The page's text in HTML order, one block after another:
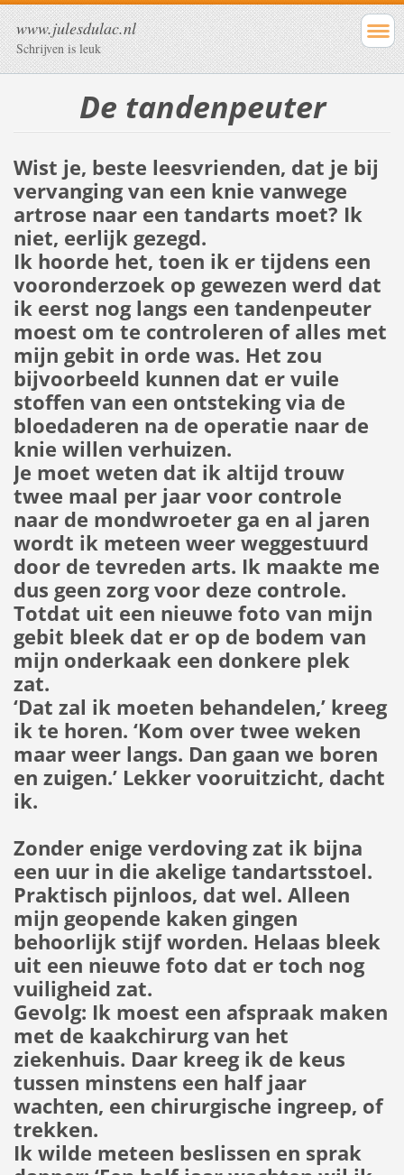
www.julesdulac.nl
Schrijven is leuk
De tandenpeuter
Wist je, beste leesvrienden, dat je bij
vervanging van een knie vanwege
artrose naar een tandarts moet? Ik
niet, eerlijk gezegd.
Ik hoorde het, toen ik er tijdens een
vooronderzoek op gewezen werd dat
ik eerst nog langs een tandenpeuter
moest om te controleren of alles met
mijn gebit in orde was. Het zou
bijvoorbeeld kunnen dat er vuile
stoffen van een ontsteking via de
bloedaderen na de operatie naar de
knie willen verhuizen.
Je moet weten dat ik altijd trouw
twee maal per jaar voor controle
naar de mondwroeter ga en al jaren
wordt ik meteen weer weggestuurd
door de tevreden arts. Ik maakte me
dus geen zorg voor deze controle.
Totdat uit een nieuwe foto van mijn
gebit bleek dat er op de bodem van
mijn onderkaak een donkere plek
zat.
‘Dat zal ik moeten behandelen,’ kreeg
ik te horen. ‘Kom over twee weken
maar weer langs. Dan gaan we boren
en zuigen.’ Lekker vooruitzicht, dacht
ik.
Zonder enige verdoving zat ik bijna
een uur in die akelige tandartsstoel.
Praktisch pijnloos, dat wel. Alleen
mijn geopende kaken gingen
behoorlijk stijf worden. Helaas bleek
uit een nieuwe foto dat er toch nog
vuiligheid zat.
Gevolg: Ik moest een afspraak maken
met de kaakchirurg van het
ziekenhuis. Daar kreeg ik de keus
tussen minstens een half jaar
wachten, een chirurgische ingreep, of
trekken.
Ik wilde meteen beslissen en sprak